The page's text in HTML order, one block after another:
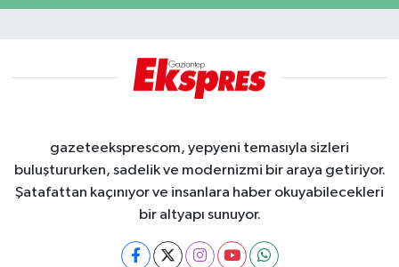
gazeteeksprescom, yepyeni temasıyla sizleri
buluştururken, sadelik ve modernizmi bir araya getiriyor.
Şatafattan kaçınıyor ve insanlara haber okuyabilecekleri
bir altyapı sunuyor.